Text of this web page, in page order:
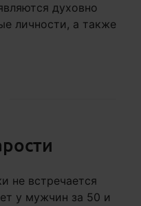
духовно
личности, а также
не встречается
у мужчин за 50 и